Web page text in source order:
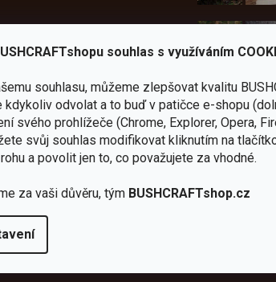
souhlas s využíváním
souhlasu, můžeme zlepšovat kvalitu
kdykoliv odvolat a to buď v patičce e-shopu
svého prohlížeče (Chrome, Explorer, Opera,
svůj souhlas modifikovat kliknutím na
a povolit jen to, co považujete za vhodné.
za vaši důvěru, tým BUSHCRAFTshop.cz
Celty a
plachty
produktech na našem e-